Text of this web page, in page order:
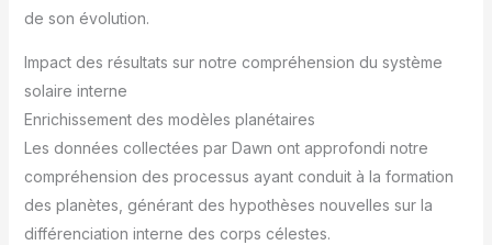
de son évolution.
Impact des résultats sur notre compréhension du système
solaire interne
Enrichissement des modèles planétaires
Les données collectées par Dawn ont approfondi notre
compréhension des processus ayant conduit à la formation
des planètes, générant des hypothèses nouvelles sur la
différenciation interne des corps célestes.